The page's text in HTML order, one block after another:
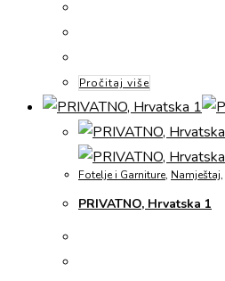
Pročitaj više
Fotelje i Garniture, Namještaj,
PRIVATNO, Hrvatska 1